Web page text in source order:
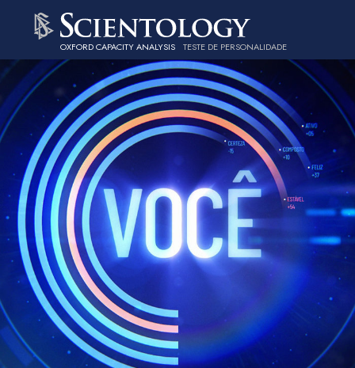
OXFORD CAPACITY ANALYSIS TESTE DE PERSONALIDADE